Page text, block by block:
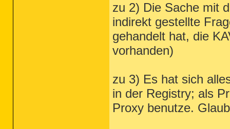
zu 2) Die Sache mit
indirekt gestellte
gehandelt hat, die
vorhanden)
zu 3) Es hat sich
in der Registry; als
Proxy benutze.